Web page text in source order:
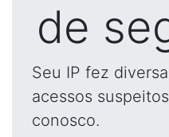
de
Seu IP fez
acessos
conosco.